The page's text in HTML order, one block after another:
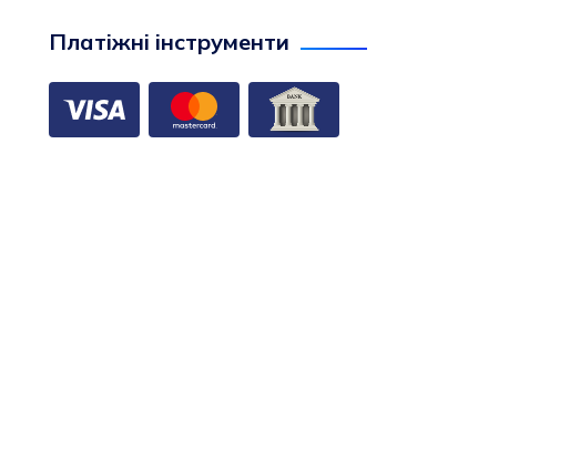
Платіжні інструменти